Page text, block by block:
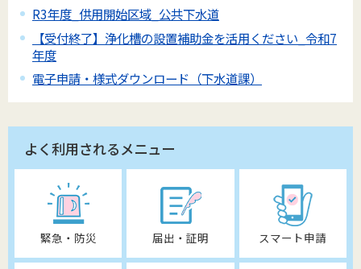
R3年度_供用開始区域_公共下水道
【受付終了】浄化槽の設置補助金を活用ください_令和7
年度
電子申請・様式ダウンロード（下水道課）
よく利用されるメニュー
緊急・防災 届出・証明 スマート申請